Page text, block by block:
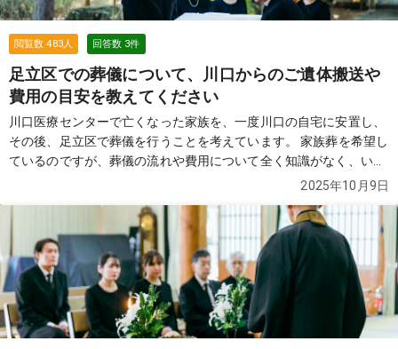
閲覧数483人 回答数 3件
足立区での葬儀について、川口からのご遺体搬送や
費用の目安を教えてください
川口医療センターで亡くなった家族を、一度川口の自宅に安置し、
その後、足立区で葬儀を行うことを考えています。 家族葬を希望し
ているのですが、葬儀の流れや費用について全く知識がなく、いく
程度かかるのでしょうか？ ・足立区内でおすすめの火葬場や式場は
どこになりますか？費用を抑えたいのですが、民営と公営で差があ
ると聞きました。 ・家族葬にした場合の大まかな費用感を教えてい
ただけますか？また、直葬との違いも知りたいです。 ・葬儀費用の
支払い方法についても教えていただきたいです。 急なことで戸惑っ
ており、基本的なことも分からない状況です。 できるだけ詳しく教
えていただけると助かります。続きを見る
2025年10月9日